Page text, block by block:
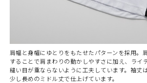
肩幅と身幅にゆとりをもたせたパターンを採用。
することで肩まわりの動かしやすさに加え、ライ
縫い目が重ならないように工夫しています。袖丈
少し長めのミドル丈で仕上げています。